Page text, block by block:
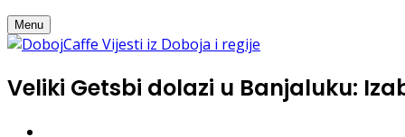
Menu
Veliki Getsbi dolazi u Banjaluku: